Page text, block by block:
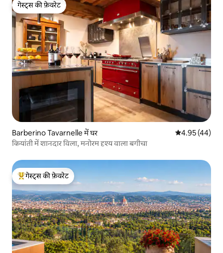
गेस्ट्स की फ़ेवरेट
गेस्ट्स की फ़ेवरेट
Barberino Tavarnelle में घर औसत रेटिंग 5 में
4.95 (44)
कियांती में शानदार विला, मनोरम दृश्य वाला बगीचा
गेस्ट्स का टॉप फ़ेवरेट
गेस्ट्स की फ़ेवरेट